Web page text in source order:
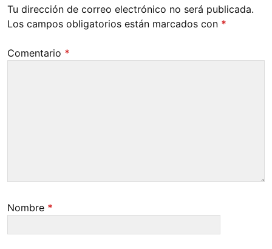
Tu dirección de correo electrónico no será publicada.
Los campos obligatorios están marcados con *
Comentario *
Nombre *